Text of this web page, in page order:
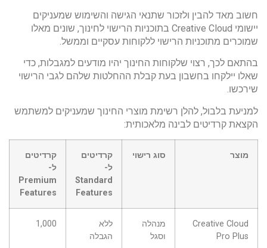
חשוב מאד להבין ולזכור שתנאי הגישה והשימוש שמעניקים
יישומי Creative Cloud בתוכניות הרישוי לחינוך, שונים מאלו
שמוכרים מתוכניות הרישוי ללקוחות עסקיים וממשל.
בהתאם לכך, רצוי שלקוחות החינוך יהיו מודעים למגבלות, כדי
שאלו יילקחו בחשבון בעת קבלת ההחלטות שלהם לגבי הרישוי
שירכשו.
למניעת בלבול, להלן רשימת מוצרי החינוך שמעניקים למשתמש
הקצאת קרדיטים לבינה מלאכותית:
מוצר סוג רישוי
קרדיטים
ל-
Standard
Features
קרדיטים
ל-
Premium
Features
Creative Cloud
Pro Plus
מנהלה
וסגל
ללא
הגבלה
1,000